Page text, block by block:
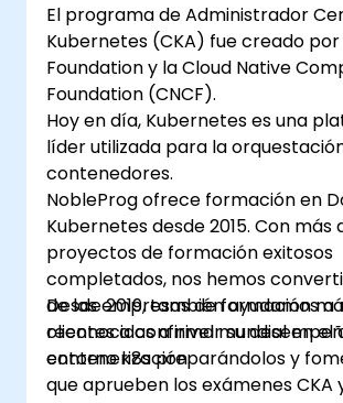
El programa de Administrador
Kubernetes (CKA) fue creado por
Foundation y la Cloud Native
Foundation (CNCF).
Hoy en día, Kubernetes es una
líder utilizada para la
contenedores.
NobleProg ofrece formación en
Kubernetes desde 2015. Con más
proyectos de formación exitosos
completados, nos hemos
de las empresas de formación
reconocidas a nivel mundial en el
contenerización.
Desde 2019, también ayudamos a
clientes a confirmar su
entorno k8s preparándolos y
que aprueben los exámenes CKA